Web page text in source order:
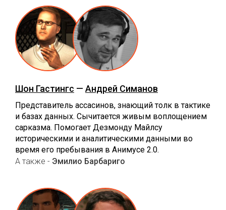
Шон Гастингс — Андрей Симанов
Представитель ассасинов, знающий толк в тактике
и базах данных. Сычитается живым воплощением
сарказма. Помогает Дезмонду Майлсу
историческими и аналитическими данными во
время его пребывания в Анимусе 2.0.
А также - Эмилио Барбариго